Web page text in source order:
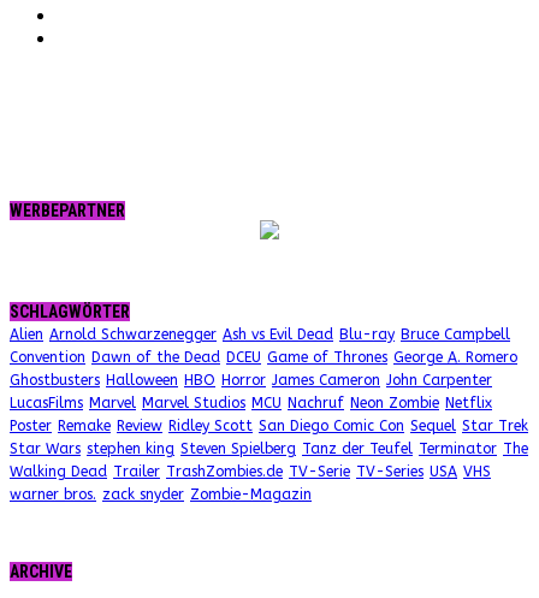
WERBEPARTNER
SCHLAGWÖRTER
Alien Arnold Schwarzenegger Ash vs Evil Dead Blu-ray Bruce Campbell
Convention Dawn of the Dead DCEU Game of Thrones George A. Romero
Ghostbusters Halloween HBO Horror James Cameron John Carpenter
LucasFilms Marvel Marvel Studios MCU Nachruf Neon Zombie Netflix
Poster Remake Review Ridley Scott San Diego Comic Con Sequel Star Trek
Star Wars stephen king Steven Spielberg Tanz der Teufel Terminator The
Walking Dead Trailer TrashZombies.de TV-Serie TV-Series USA VHS
warner bros. zack snyder Zombie-Magazin
ARCHIVE